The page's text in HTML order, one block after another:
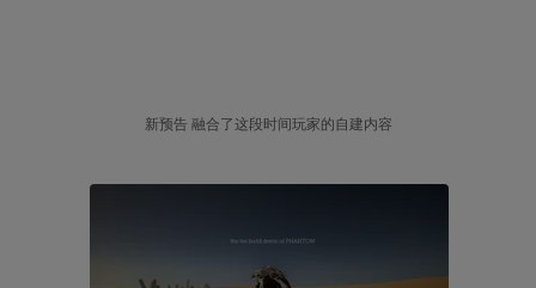
新预告 融合了这段时间玩家的自建内容